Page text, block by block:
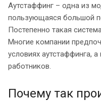
Аутстаффинг – одна из
пользующаяся большой
Постепенно такая
Многие компании
условиях аутстаффинга,
работников.
Почему так